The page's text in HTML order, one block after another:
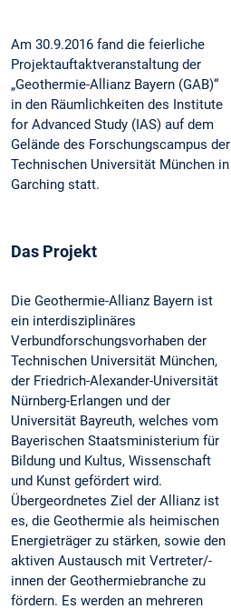
Am 30.9.2016 fand die feierliche
Projektauftaktveranstaltung der
„Geothermie-Allianz Bayern (GAB)“
in den Räumlichkeiten des Institute
for Advanced Study (IAS) auf dem
Gelände des Forschungscampus der
Technischen Universität München in
Garching statt.
Das Projekt
Die Geothermie-Allianz Bayern ist
ein interdisziplinäres
Verbundforschungsvorhaben der
Technischen Universität München,
der Friedrich-Alexander-Universität
Nürnberg-Erlangen und der
Universität Bayreuth, welches vom
Bayerischen Staatsministerium für
Bildung und Kultus, Wissenschaft
und Kunst gefördert wird.
Übergeordnetes Ziel der Allianz ist
es, die Geothermie als heimischen
Energieträger zu stärken, sowie den
aktiven Austausch mit Vertreter/-
innen der Geothermiebranche zu
fördern. Es werden an mehreren